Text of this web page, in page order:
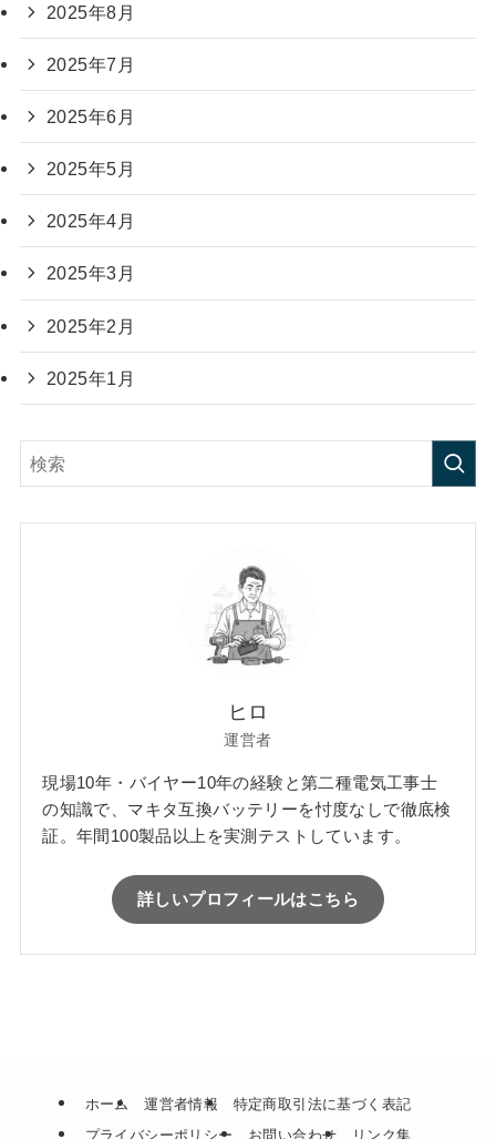
2025年8月
2025年7月
2025年6月
2025年5月
2025年4月
2025年3月
2025年2月
2025年1月
ヒロ
運営者
現場10年・バイヤー10年の経験と第二種電気工事士
の知識で、マキタ互換バッテリーを忖度なしで徹底検
証。年間100製品以上を実測テストしています。
詳しいプロフィールはこちら
ホーム 運営者情報
特定商取引法に基づく表記
プライバシーポリシー
お問い合わせ リンク集